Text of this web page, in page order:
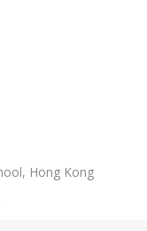
Hong Kong